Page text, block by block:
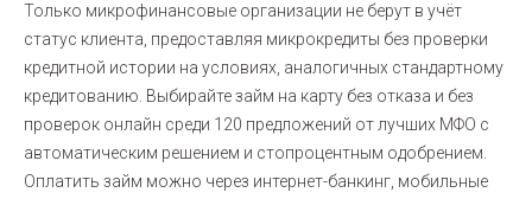
Только микрофинансовые организации не берут в учёт
статус клиента, предоставляя микрокредиты без проверки
кредитной истории на условиях, аналогичных стандартному
кредитованию. Выбирайте займ на карту без отказа и без
проверок онлайн среди 120 предложений от лучших МФО с
автоматическим решением и стопроцентным одобрением.
Оплатить займ можно через интернет-банкинг, мобильные